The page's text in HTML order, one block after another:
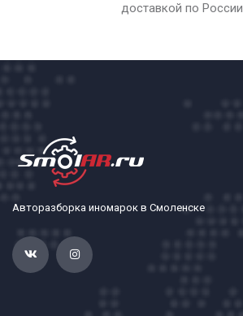
доставкой по России
Авторазборка иномарок в Смоленске